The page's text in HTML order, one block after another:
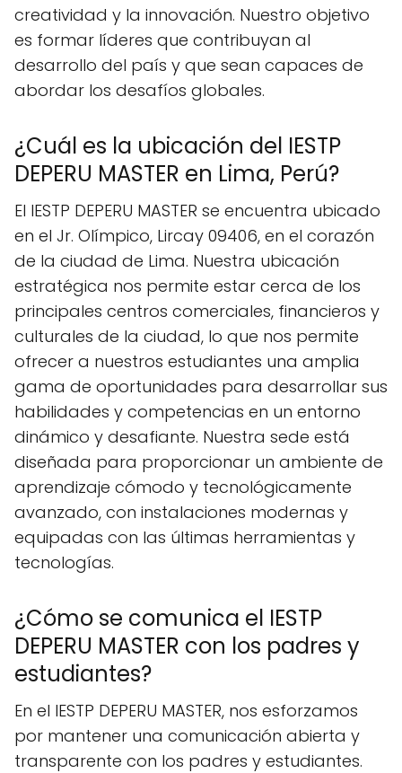
creatividad y la innovación. Nuestro objetivo
es formar líderes que contribuyan al
desarrollo del país y que sean capaces de
abordar los desafíos globales.
¿Cuál es la ubicación del IESTP
DEPERU MASTER en Lima, Perú?
El IESTP DEPERU MASTER se encuentra ubicado
en el Jr. Olímpico, Lircay 09406, en el corazón
de la ciudad de Lima. Nuestra ubicación
estratégica nos permite estar cerca de los
principales centros comerciales, financieros y
culturales de la ciudad, lo que nos permite
ofrecer a nuestros estudiantes una amplia
gama de oportunidades para desarrollar sus
habilidades y competencias en un entorno
dinámico y desafiante. Nuestra sede está
diseñada para proporcionar un ambiente de
aprendizaje cómodo y tecnológicamente
avanzado, con instalaciones modernas y
equipadas con las últimas herramientas y
tecnologías.
¿Cómo se comunica el IESTP
DEPERU MASTER con los padres y
estudiantes?
En el IESTP DEPERU MASTER, nos esforzamos
por mantener una comunicación abierta y
transparente con los padres y estudiantes.